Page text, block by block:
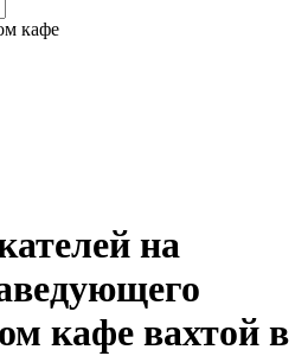
кафе
на
кафе вахтой в